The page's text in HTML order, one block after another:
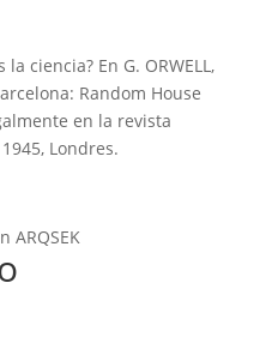
la ciencia? En G. ORWELL,
Random House
en la revista
Londres.
ARQSEK